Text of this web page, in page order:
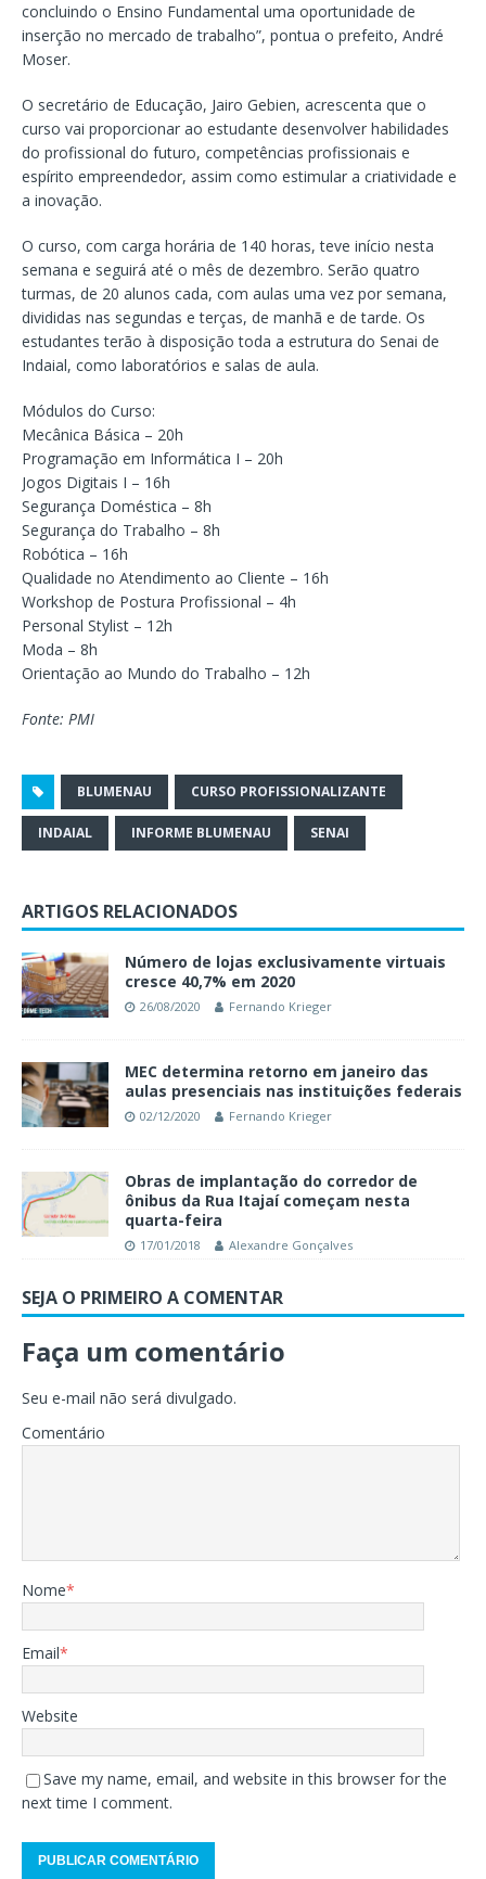
concluindo o Ensino Fundamental uma oportunidade de
inserção no mercado de trabalho”, pontua o prefeito, André
Moser.
O secretário de Educação, Jairo Gebien, acrescenta que o
curso vai proporcionar ao estudante desenvolver habilidades
do profissional do futuro, competências profissionais e
espírito empreendedor, assim como estimular a criatividade e
a inovação.
O curso, com carga horária de 140 horas, teve início nesta
semana e seguirá até o mês de dezembro. Serão quatro
turmas, de 20 alunos cada, com aulas uma vez por semana,
divididas nas segundas e terças, de manhã e de tarde. Os
estudantes terão à disposição toda a estrutura do Senai de
Indaial, como laboratórios e salas de aula.
Módulos do Curso:
Mecânica Básica – 20h
Programação em Informática I – 20h
Jogos Digitais I – 16h
Segurança Doméstica – 8h
Segurança do Trabalho – 8h
Robótica – 16h
Qualidade no Atendimento ao Cliente – 16h
Workshop de Postura Profissional – 4h
Personal Stylist – 12h
Moda – 8h
Orientação ao Mundo do Trabalho – 12h
Fonte: PMI
BLUMENAU CURSO PROFISSIONALIZANTE
INDAIAL INFORME BLUMENAU SENAI
ARTIGOS RELACIONADOS
Número de lojas exclusivamente virtuais
cresce 40,7% em 2020
26/08/2020 Fernando Krieger
MEC determina retorno em janeiro das
aulas presenciais nas instituições federais
02/12/2020 Fernando Krieger
Obras de implantação do corredor de
ônibus da Rua Itajaí começam nesta
quarta-feira
17/01/2018 Alexandre Gonçalves
SEJA O PRIMEIRO A COMENTAR
Faça um comentário
Seu e-mail não será divulgado.
Comentário
Nome*
Email*
Website
Save my name, email, and website in this browser for the
next time I comment.